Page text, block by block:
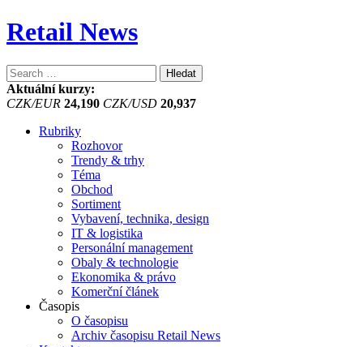
Retail News
Vyhledávání
Aktuální kurzy:
CZK/EUR 24,190 CZK/USD 20,937
Rubriky
Rozhovor
Trendy & trhy
Téma
Obchod
Sortiment
Vybavení, technika, design
IT & logistika
Personální management
Obaly & technologie
Ekonomika & právo
Komerční článek
Časopis
O časopisu
Archiv časopisu Retail News